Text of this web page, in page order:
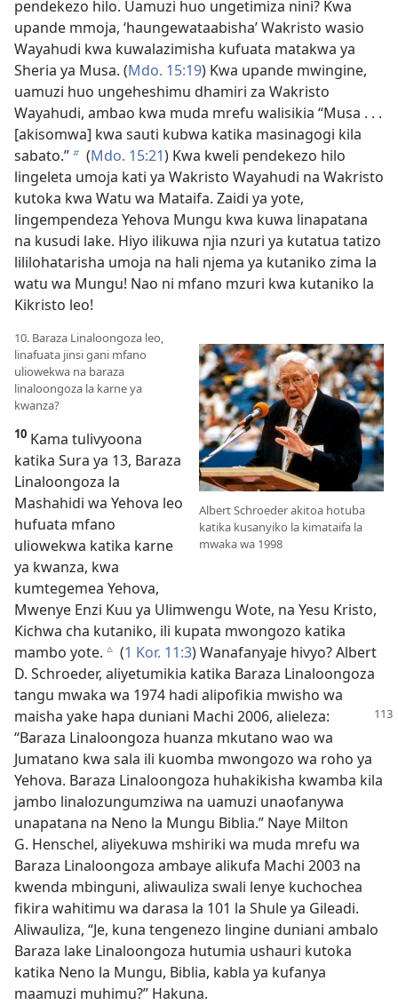
pendekezo hilo. Uamuzi huo ungetimiza nini? Kwa
upande mmoja, ‘haungewataabisha’ Wakristo wasio
Wayahudi kwa kuwalazimisha kufuata matakwa ya
Sheria ya Musa. (Mdo. 15:19) Kwa upande mwingine,
uamuzi huo ungeheshimu dhamiri za Wakristo
Wayahudi, ambao kwa muda mrefu walisikia “Musa . . .
[akisomwa] kwa sauti kubwa katika masinagogi kila
sabato.”b (Mdo. 15:21) Kwa kweli pendekezo hilo
lingeleta umoja kati ya Wakristo Wayahudi na Wakristo
kutoka kwa Watu wa Mataifa. Zaidi ya yote,
lingempendeza Yehova Mungu kwa kuwa linapatana
na kusudi lake. Hiyo ilikuwa njia nzuri ya kutatua tatizo
lililohatarisha umoja na hali njema ya kutaniko zima la
watu wa Mungu! Nao ni mfano mzuri kwa kutaniko la
Kikristo leo!
Albert Schroeder akitoa hotuba
katika kusanyiko la kimataifa la
mwaka wa 1998
10. Baraza Linaloongoza leo,
linafuata jinsi gani mfano
uliowekwa na baraza
linaloongoza la karne ya
kwanza?
10 Kama tulivyoona
katika Sura ya 13, Baraza
Linaloongoza la
Mashahidi wa Yehova leo
hufuata mfano
uliowekwa katika karne
ya kwanza, kwa
kumtegemea Yehova,
Mwenye Enzi Kuu ya Ulimwengu Wote, na Yesu Kristo,
Kichwa cha kutaniko, ili kupata mwongozo katika
mambo yote. c (1 Kor. 11:3) Wanafanyaje hivyo? Albert
D. Schroeder, aliyetumikia katika Baraza Linaloongoza
tangu mwaka wa 1974 hadi alipofikia mwisho wa
maisha yake hapa duniani Machi 2006, alieleza:
“Baraza Linaloongoza huanza mkutano wao wa
Jumatano kwa sala ili kuomba mwongozo wa roho ya
Yehova. Baraza Linaloongoza huhakikisha kwamba kila
jambo linalozungumziwa na uamuzi unaofanywa
unapatana na Neno la Mungu Biblia.” Naye Milton
G. Henschel, aliyekuwa mshiriki wa muda mrefu wa
Baraza Linaloongoza ambaye alikufa Machi 2003 na
kwenda mbinguni, aliwauliza swali lenye kuchochea
fikira wahitimu wa darasa la 101 la Shule ya Gileadi.
Aliwauliza, “Je, kuna tengenezo lingine duniani ambalo
Baraza lake Linaloongoza hutumia ushauri kutoka
katika Neno la Mungu, Biblia, kabla ya kufanya
maamuzi muhimu?” Hakuna.